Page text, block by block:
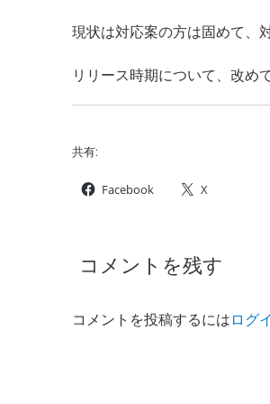
現状は対応案の方は固めて、
リリース時期について、改め
共有:
Facebook X
コメントを残す
コメントを投稿するには ログ